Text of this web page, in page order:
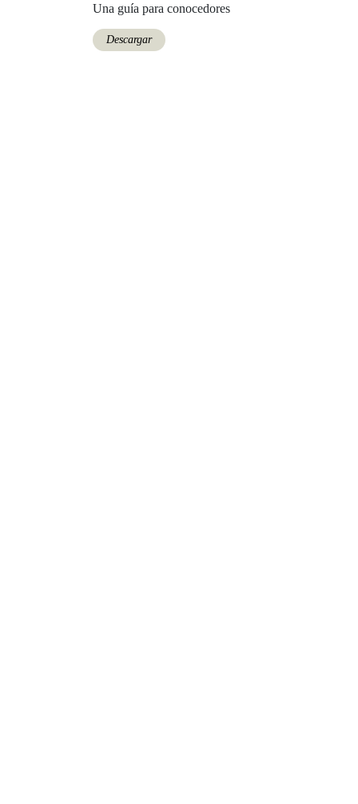
Una guía para conocedores
Descargar